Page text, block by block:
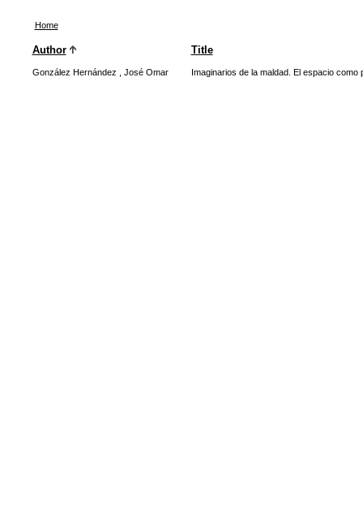
Home
Author Title
González Hernández , José Omar Imaginarios de la maldad. El espacio